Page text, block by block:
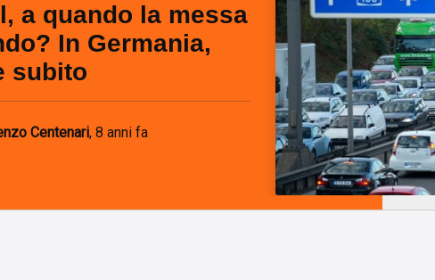
a quando la messa
In Germania,
subito
Centenari, 8 anni fa